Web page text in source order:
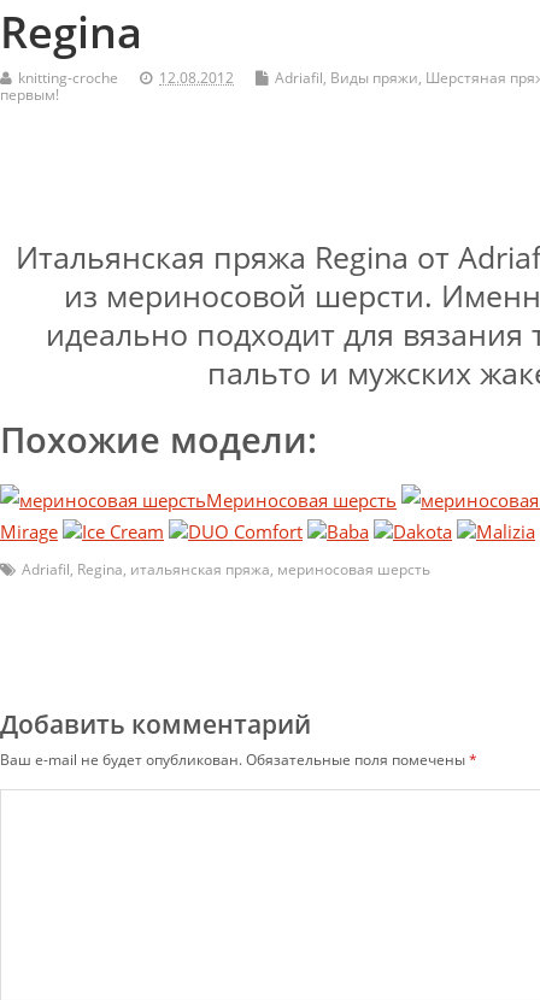
Regina
knitting-croche 12.08.2012 Adriafil, Виды пряжи, Шерстяная
первым!
Итальянская пряжа Regina от
из мериносовой шерсти.
идеально подходит для вязания
пальто и мужских
Похожие модели:
Мериносовая шерсть
Mirage
Ice Cream DUO Comfort Baba Dakota Malizia
Adriafil, Regina, итальянская пряжа, мериносовая шерсть
Добавить комментарий
Ваш e-mail не будет опубликован.Обязательные поля помечены*